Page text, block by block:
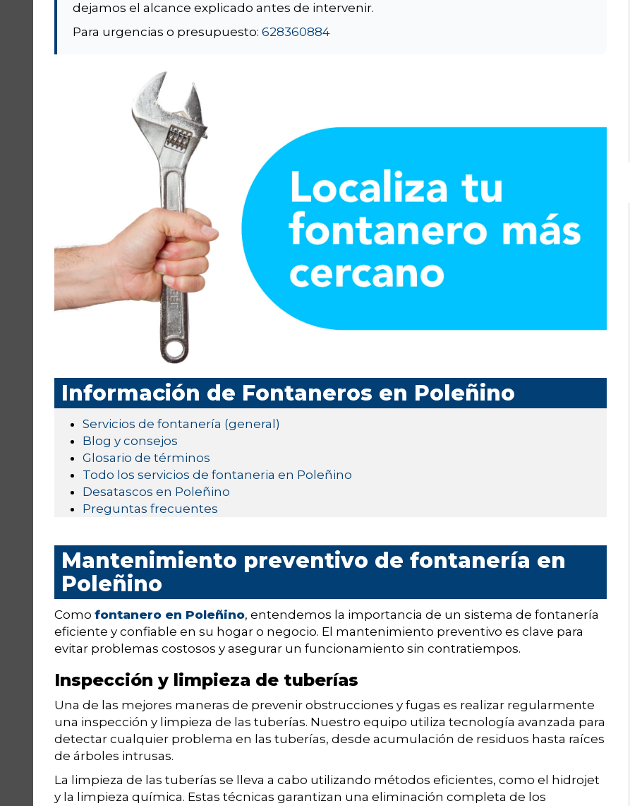
dejamos el alcance explicado antes de intervenir.
Para urgencias o presupuesto: 628360884
Información de Fontaneros en Poleñino
Servicios de fontanería (general)
Blog y consejos
Glosario de términos
Todo los servicios de fontaneria en Poleñino
Desatascos en Poleñino
Preguntas frecuentes
Mantenimiento preventivo de fontanería en
Poleñino
Como fontanero en Poleñino, entendemos la importancia de un sistema de fontanería
eficiente y confiable en su hogar o negocio. El mantenimiento preventivo es clave para
evitar problemas costosos y asegurar un funcionamiento sin contratiempos.
Inspección y limpieza de tuberías
Una de las mejores maneras de prevenir obstrucciones y fugas es realizar regularmente
una inspección y limpieza de las tuberías. Nuestro equipo utiliza tecnología avanzada para
detectar cualquier problema en las tuberías, desde acumulación de residuos hasta raíces
de árboles intrusas.
La limpieza de las tuberías se lleva a cabo utilizando métodos eficientes, como el hidrojet
y la limpieza química. Estas técnicas garantizan una eliminación completa de los